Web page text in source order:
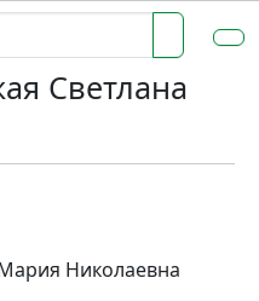
Светлана
Николаевна